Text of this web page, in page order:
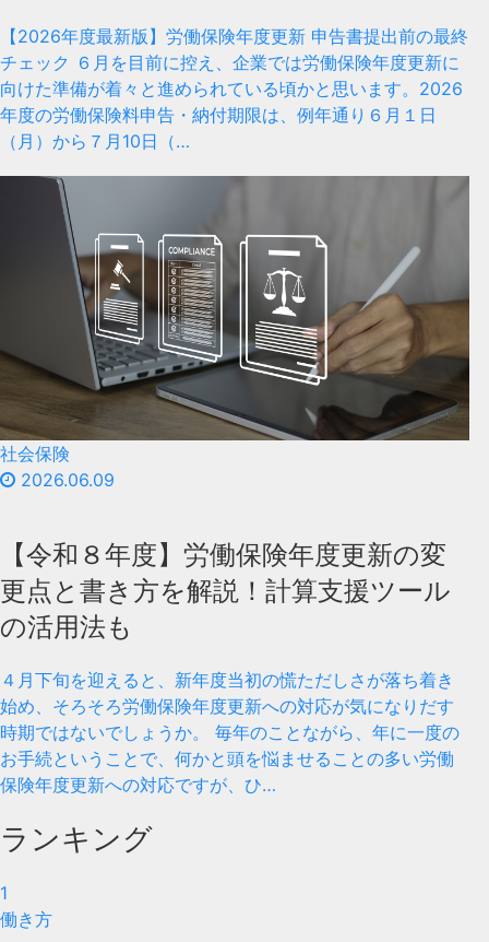
【2026年度最新版】労働保険年度更新 申告書提出前の最終
チェック ６月を目前に控え、企業では労働保険年度更新に
向けた準備が着々と進められている頃かと思います。2026
年度の労働保険料申告・納付期限は、例年通り６月１日
（月）から７月10日（…
社会保険
2026.06.09
【令和８年度】労働保険年度更新の変
更点と書き方を解説！計算支援ツール
の活用法も
４月下旬を迎えると、新年度当初の慌ただしさが落ち着き
始め、そろそろ労働保険年度更新への対応が気になりだす
時期ではないでしょうか。 毎年のことながら、年に一度の
お手続ということで、何かと頭を悩ませることの多い労働
保険年度更新への対応ですが、ひ…
ランキング
1
働き方